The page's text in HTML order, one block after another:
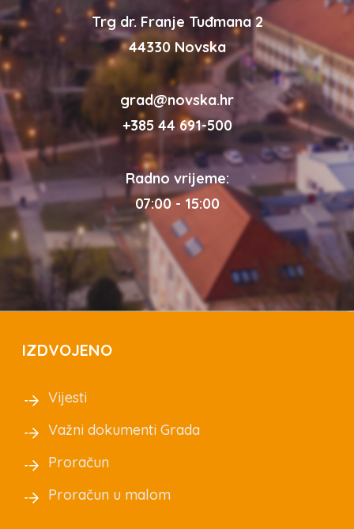
Trg dr. Franje Tuđmana 2
44330 Novska
grad@novska.hr
+385 44 691-500
Radno vrijeme:
07:00 - 15:00
IZDVOJENO
Vijesti
Važni dokumenti Grada
Proračun
Proračun u malom